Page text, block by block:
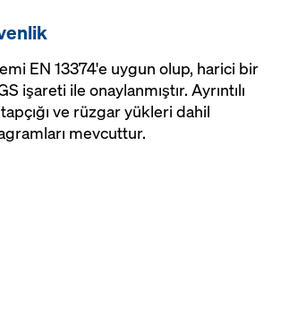
EN 13374'e uygun olup, harici bir
işareti ile onaylanmıştır. Ayrıntılı
ve rüzgar yükleri dahil
mevcuttur.